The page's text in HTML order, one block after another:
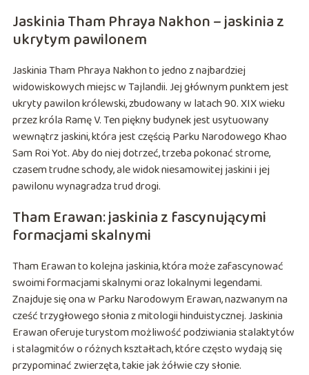
Jaskinia Tham Phraya Nakhon – jaskinia z
ukrytym pawilonem
Jaskinia Tham Phraya Nakhon to jedno z najbardziej
widowiskowych miejsc w Tajlandii. Jej głównym punktem jest
ukryty pawilon królewski, zbudowany w latach 90. XIX wieku
przez króla Ramę V. Ten piękny budynek jest usytuowany
wewnątrz jaskini, która jest częścią Parku Narodowego Khao
Sam Roi Yot. Aby do niej dotrzeć, trzeba pokonać strome,
czasem trudne schody, ale widok niesamowitej jaskini i jej
pawilonu wynagradza trud drogi.
Tham Erawan: jaskinia z fascynującymi
formacjami skalnymi
Tham Erawan to kolejna jaskinia, która może zafascynować
swoimi formacjami skalnymi oraz lokalnymi legendami.
Znajduje się ona w Parku Narodowym Erawan, nazwanym na
cześć trzygłowego słonia z mitologii hinduistycznej. Jaskinia
Erawan oferuje turystom możliwość podziwiania stalaktytów
i stalagmitów o różnych kształtach, które często wydają się
przypominać zwierzęta, takie jak żółwie czy słonie.